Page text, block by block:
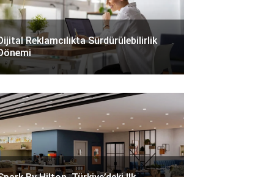
Reklamcılıkta Sürdürülebilirlik